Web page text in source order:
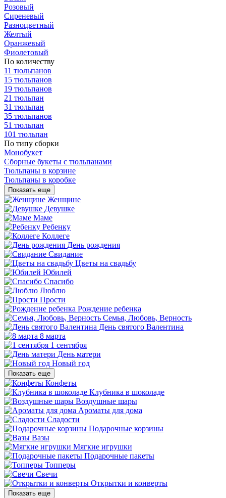
Розовый
Сиреневый
Разноцветный
Желтый
Оранжевый
Фиолетовый
По количеству
11 тюльпанов
15 тюльпанов
19 тюльпанов
21 тюльпан
31 тюльпан
35 тюльпанов
51 тюльпан
101 тюльпан
По типу сборки
Монобукет
Сборные букеты с тюльпанами
Тюльпаны в корзине
Тюльпаны в коробке
Показать еще
Женщине
Девушке
Маме
Ребенку
Коллеге
День рождения
Свидание
Цветы на свадьбу
Юбилей
Спасибо
Люблю
Прости
Рождение ребенка
Семья, Любовь, Верность
День святого Валентина
8 марта
1 сентября
День матери
Новый год
Показать еще
Конфеты
Клубника в шоколаде
Воздушные шары
Ароматы для дома
Сладости
Подарочные корзины
Вазы
Мягкие игрушки
Подарочные пакеты
Топперы
Свечи
Открытки и конверты
Показать еще